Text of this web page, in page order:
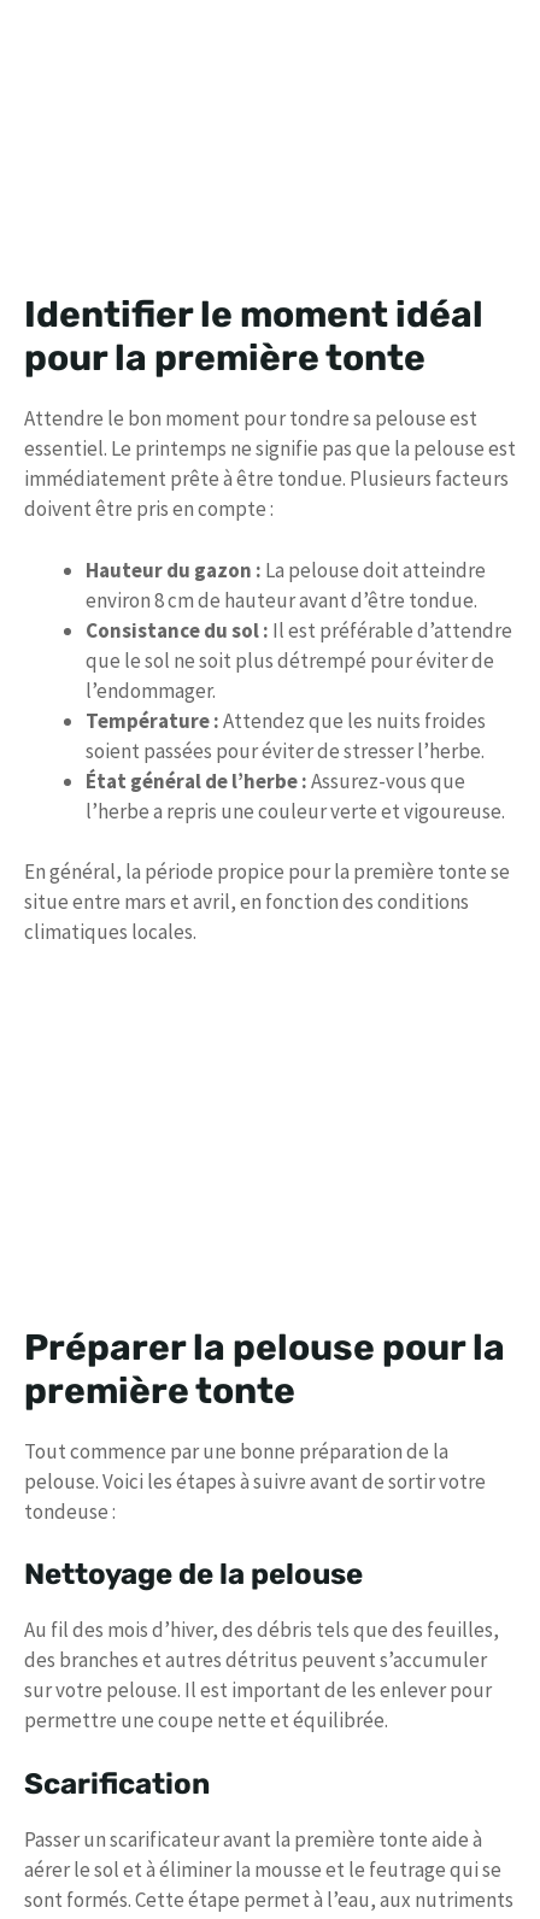
Identifier le moment idéal
pour la première tonte
Attendre le bon moment pour tondre sa pelouse est
essentiel. Le printemps ne signifie pas que la pelouse est
immédiatement prête à être tondue. Plusieurs facteurs
doivent être pris en compte :
Hauteur du gazon : La pelouse doit atteindre
environ 8 cm de hauteur avant d’être tondue.
Consistance du sol : Il est préférable d’attendre
que le sol ne soit plus détrempé pour éviter de
l’endommager.
Température :Attendez que les nuits froides
soient passées pour éviter de stresser l’herbe.
État général de l’herbe :Assurez-vous que
l’herbe a repris une couleur verte et vigoureuse.
En général, la période propice pour la première tonte se
situe entre mars et avril, en fonction des conditions
climatiques locales.
Préparer la pelouse pour la
première tonte
Tout commence par une bonne préparation de la
pelouse. Voici les étapes à suivre avant de sortir votre
tondeuse :
Nettoyage de la pelouse
Au fil des mois d’hiver, des débris tels que des feuilles,
des branches et autres détritus peuvent s’accumuler
sur votre pelouse. Il est important de les enlever pour
permettre une coupe nette et équilibrée.
Scarification
Passer un scarificateur avant la première tonte aide à
aérer le sol et à éliminer la mousse et le feutrage qui se
sont formés. Cette étape permet à l’eau, aux nutriments